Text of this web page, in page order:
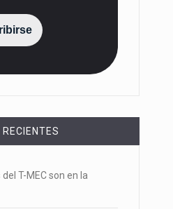
T-MEC son en la